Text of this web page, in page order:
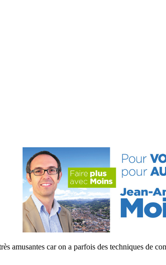
amusantes car on a parfois des techniques de